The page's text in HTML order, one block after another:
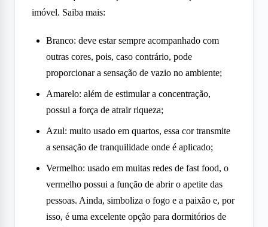
imóvel. Saiba mais:
Branco: deve estar sempre acompanhado com
outras cores, pois, caso contrário, pode
proporcionar a sensação de vazio no ambiente;
Amarelo: além de estimular a concentração,
possui a força de atrair riqueza;
Azul: muito usado em quartos, essa cor transmite
a sensação de tranquilidade onde é aplicado;
Vermelho: usado em muitas redes de fast food, o
vermelho possui a função de abrir o apetite das
pessoas. Ainda, simboliza o fogo e a paixão e, por
isso, é uma excelente opção para dormitórios de